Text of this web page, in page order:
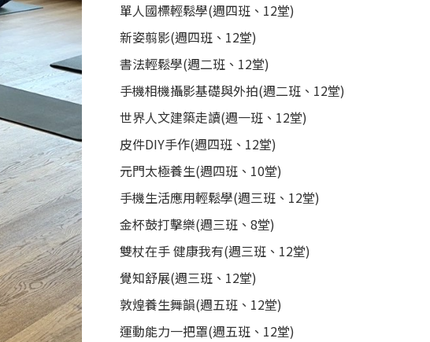
單人國標輕鬆學(週四班、12堂)
新姿翦影(週四班、12堂)
書法輕鬆學(週二班、12堂)
手機相機攝影基礎與外拍(週二班、12堂)
世界人文建築走讀(週一班、12堂)
皮件DIY手作(週四班、12堂)
元門太極養生(週四班、10堂)
手機生活應用輕鬆學(週三班、12堂)
金杯鼓打擊樂(週三班、8堂)
雙杖在手 健康我有(週三班、12堂)
覺知舒展(週三班、12堂)
敦煌養生舞韻(週五班、12堂)
運動能力一把罩(週五班、12堂)